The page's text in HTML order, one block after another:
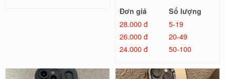
Đơn giá
Số lượng
28.000 đ
5-19
26.000 đ
20-49
24.000 đ
50-100